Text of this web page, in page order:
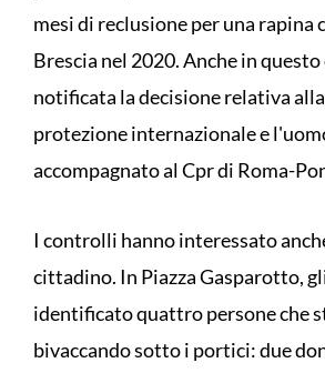
mesi di reclusione per una rapina
Brescia nel 2020. Anche in questo
notificata la decisione relativa
protezione internazionale e
accompagnato al Cpr di Roma-
I controlli hanno interessato
cittadino. In Piazza Gasparotto,
identificato quattro persone che
bivaccando sotto i portici: due